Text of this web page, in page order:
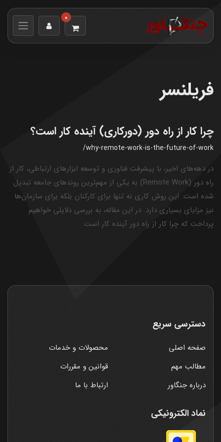
0
فریلنسر
چرا کار از راه دور (دورکاری) آینده کار است؟
/why-remote-work-is-the-future-of-work
در دهه‌های اخیر، با پیشرفت فناوری و توسعه ابزارهای ارتباطی، کار از
راه دور (Remote Work) به یکی از مهم‌ترین روندهای جامعه تبدیل
شده است. این روش کاری نه تنها برای کارکنان بلکه برای سازمان‌ها
نیز مزایای بسیاری دارد. در این مقاله، به بررسی دلایلی خواهیم
پرداخت که چرا کار از راه دور آینده کار است.
دسترسی سریع
صفحه اصلی
محصولات و خدمات
مطالب مهم
قوانین و مقررات
درباره جنگاور
ارتباط با ما
نماد الکترونیکی